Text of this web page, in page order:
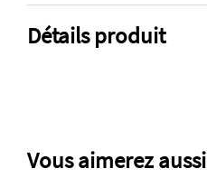
Détails produit
Vous aimerez aussi